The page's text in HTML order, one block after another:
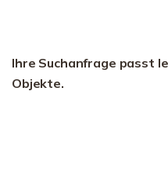
Ihre Suchanfrage passt
Objekte.